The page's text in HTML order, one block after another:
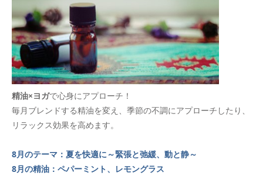
精油×ヨガで心身にアプローチ！
毎月ブレンドする精油を変え、季節の不調にアプローチしたり、
リラックス効果を高めます。
8月のテーマ：夏を快適に～緊張と弛緩、動と静～
8月の精油： ペパーミント、レモングラス